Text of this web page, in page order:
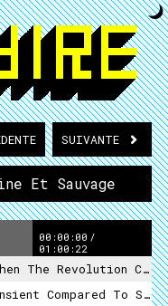
SUIVANTE
Et Sauvage
00:00:00 /
01:00:22
The Revolution Comes
Compared To Stone #3